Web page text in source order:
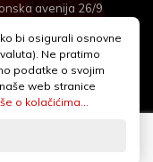
avenija 26/9
1 2455 950
Pet od 9 - 17h
bi osigurali osnovne
Ne pratimo
podatke o svojim
web stranice
o kolačićima...